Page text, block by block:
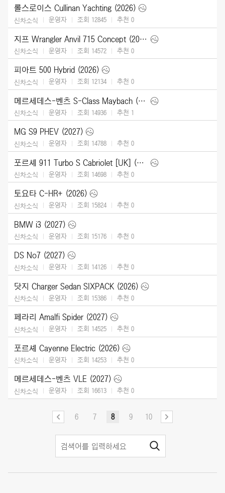
롤스로이스 Cullinan Yachting (2026)
신차소식 운영자 조회 12845 추천 0
지프 Wrangler Anvil 715 Concept (2026)
신차소식 운영자 조회 14572 추천 0
피아트 500 Hybrid (2026)
신차소식 운영자 조회 12134 추천 0
메르세데스-벤츠 S-Class Maybach (2027)
신차소식 운영자 조회 14936 추천 1
MG S9 PHEV (2027)
신차소식 운영자 조회 14788 추천 0
포르셰 911 Turbo S Cabriolet [UK] (2026)
신차소식 운영자 조회 14698 추천 0
토요타 C-HR+ (2026)
신차소식 운영자 조회 15824 추천 0
BMW i3 (2027)
신차소식 운영자 조회 15176 추천 0
DS No7 (2027)
신차소식 운영자 조회 14126 추천 0
닷지 Charger Sedan SIXPACK (2026)
신차소식 운영자 조회 15386 추천 0
페라리 Amalfi Spider (2027)
신차소식 운영자 조회 14525 추천 0
포르셰 Cayenne Electric (2026)
신차소식 운영자 조회 14253 추천 0
메르세데스-벤츠 VLE (2027)
신차소식 운영자 조회 16613 추천 0
6 7 8 9 10